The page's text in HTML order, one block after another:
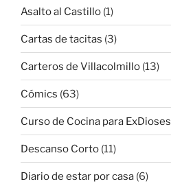
Asalto al Castillo (1)
Cartas de tacitas (3)
Carteros de Villacolmillo (13)
Cómics (63)
Curso de Cocina para ExDioses
Descanso Corto (11)
Diario de estar por casa (6)